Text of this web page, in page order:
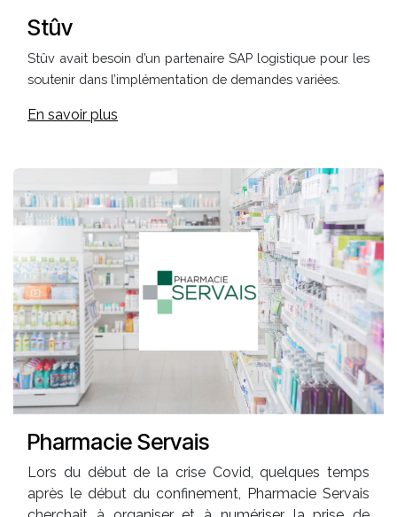
Stûv
Stûv avait besoin d’un partenaire SAP logistique pour les
soutenir dans l’implémentation de demandes variées.
En savoir plus
Pharmacie Servais
Lors du début de la crise Covid, quelques temps
après le début du confinement, Pharmacie Servais